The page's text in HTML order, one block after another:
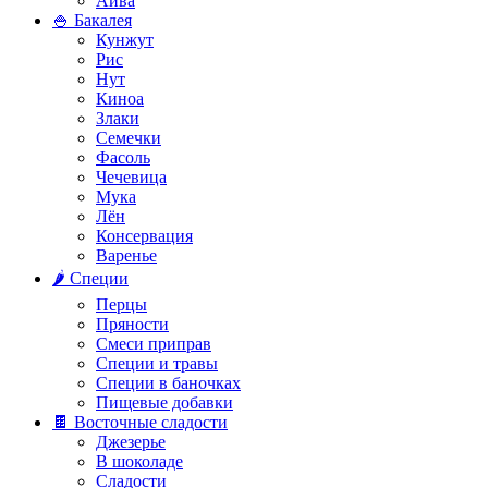
🍚 Бакалея
Кунжут
Рис
Нут
Киноа
Злаки
Семечки
Фасоль
Чечевица
Мука
Лён
Консервация
Варенье
🌶️ Специи
Перцы
Пряности
Смеси приправ
Специи и травы
Специи в баночках
Пищевые добавки
🍫 Восточные сладости
Джезерье
В шоколаде
Сладости